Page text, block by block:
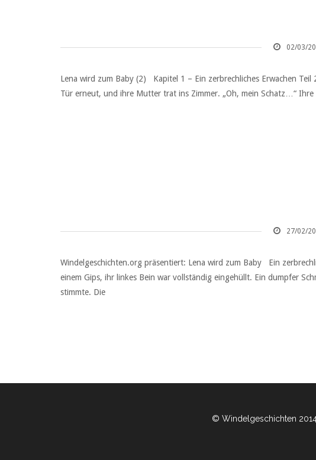
02/03/
Lena wird zum Baby (2) Kapitel 1 – Ein zerbrechliches Erwachen
Tür erneut, und ihre Mutter trat ins Zimmer. „Oh, mein Schatz…“
27/02/
Windelgeschichten.org präsentiert: Lena wird zum Baby Ein
einem Gips, ihr linkes Bein war vollständig eingehüllt. Ein dumpfer
stimmte. Die
© Windelgeschichten